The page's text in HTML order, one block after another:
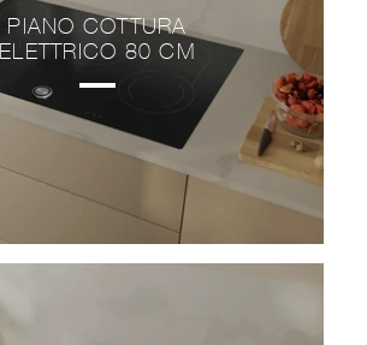
PIANO COTTURA
ELETTRICO 80 CM